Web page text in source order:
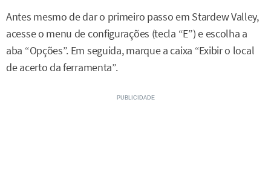
Antes mesmo de dar o primeiro passo em Stardew Valley,
acesse o menu de configurações (tecla “E”) e escolha a
aba “Opções”. Em seguida, marque a caixa “Exibir o local
de acerto da ferramenta”.